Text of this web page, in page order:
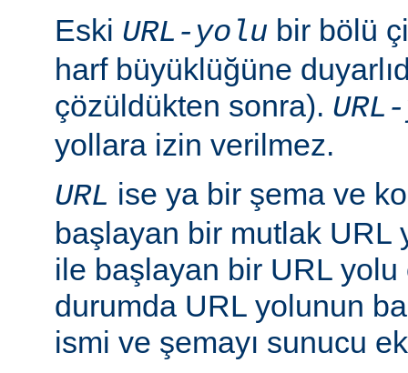
Eski URL-yolu bir bölü
harf büyüklüğüne
çözüldükten sonra).
yollara izin verilmez.
URL ise ya bir şema ve
başlayan bir mutlak URL
ile başlayan bir URL
durumda URL yolunun
ismi ve şemayı sunucu